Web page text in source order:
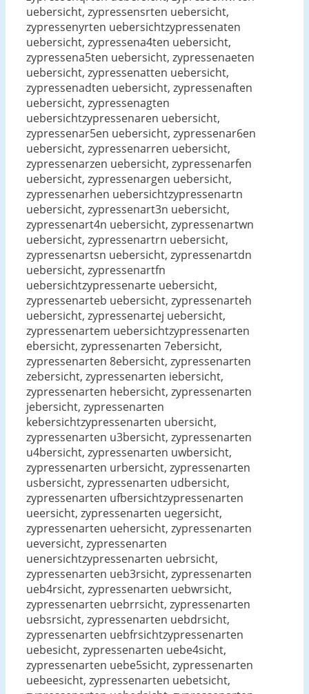
uebersicht, zypressensrten uebersicht,
zypressenyrten uebersichtzypressenaten
uebersicht, zypressena4ten uebersicht,
zypressena5ten uebersicht, zypressenaeten
uebersicht, zypressenatten uebersicht,
zypressenadten uebersicht, zypressenaften
uebersicht, zypressenagten
uebersichtzypressenaren uebersicht,
zypressenar5en uebersicht, zypressenar6en
uebersicht, zypressenarren uebersicht,
zypressenarzen uebersicht, zypressenarfen
uebersicht, zypressenargen uebersicht,
zypressenarhen uebersichtzypressenartn
uebersicht, zypressenart3n uebersicht,
zypressenart4n uebersicht, zypressenartwn
uebersicht, zypressenartrn uebersicht,
zypressenartsn uebersicht, zypressenartdn
uebersicht, zypressenartfn
uebersichtzypressenarte uebersicht,
zypressenarteb uebersicht, zypressenarteh
uebersicht, zypressenartej uebersicht,
zypressenartem uebersichtzypressenarten
ebersicht, zypressenarten 7ebersicht,
zypressenarten 8ebersicht, zypressenarten
zebersicht, zypressenarten iebersicht,
zypressenarten hebersicht, zypressenarten
jebersicht, zypressenarten
kebersichtzypressenarten ubersicht,
zypressenarten u3bersicht, zypressenarten
u4bersicht, zypressenarten uwbersicht,
zypressenarten urbersicht, zypressenarten
usbersicht, zypressenarten udbersicht,
zypressenarten ufbersichtzypressenarten
ueersicht, zypressenarten uegersicht,
zypressenarten uehersicht, zypressenarten
ueversicht, zypressenarten
uenersichtzypressenarten uebrsicht,
zypressenarten ueb3rsicht, zypressenarten
ueb4rsicht, zypressenarten uebwrsicht,
zypressenarten uebrrsicht, zypressenarten
uebsrsicht, zypressenarten uebdrsicht,
zypressenarten uebfrsichtzypressenarten
uebesicht, zypressenarten uebe4sicht,
zypressenarten uebe5sicht, zypressenarten
uebeesicht, zypressenarten uebetsicht,